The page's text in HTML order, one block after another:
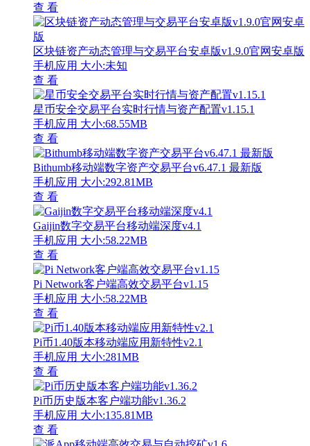
查 看
区块链资产动态管理与交易平台安卓版v1.9.0官网安卓版
手机应用 大小:未知
查 看
星币安全交易平台实时行情与资产配置v1.15.1
手机应用 大小:68.55MB
查 看
Bithumb移动端数字资产交易平台v6.47.1 最新版
手机应用 大小:292.81MB
查 看
Gaijin数字交易平台移动端深度v4.1
手机应用 大小:58.22MB
查 看
Pi Network客户端高效交易平台v1.15
手机应用 大小:58.22MB
查 看
Pi币1.40版本移动端应用新特性v2.1
手机应用 大小:281MB
查 看
Pi币历史版本客户端功能v1.36.2
手机应用 大小:135.81MB
查 看